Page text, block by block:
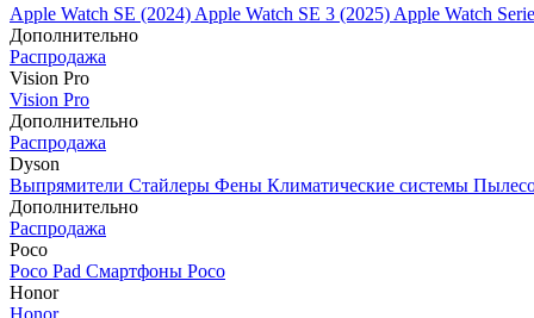
Apple Watch SE (2024) Apple Watch SE 3 (2025) Apple Watch
Дополнительно
Распродажа
Vision Pro
Vision Pro
Дополнительно
Распродажа
Dyson
Выпрямители Стайлеры Фены Климатические системы
Дополнительно
Распродажа
Poco
Poco Pad Смартфоны Poco
Honor
Honor